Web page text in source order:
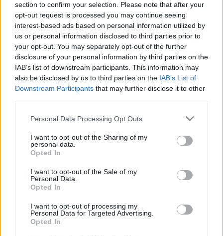
section to confirm your selection. Please note that after your
opt-out request is processed you may continue seeing
interest-based ads based on personal information utilized by
us or personal information disclosed to third parties prior to
your opt-out. You may separately opt-out of the further
disclosure of your personal information by third parties on the
IAB’s list of downstream participants. This information may
also be disclosed by us to third parties on the IAB’s List of
Downstream Participants that may further disclose it to other
Please note that this website/app uses one or more Google
not limited to your visit or usage behaviour. You may click to
grant or deny consent to Google and its third-party tags to
use your data for below specified purposes in below Google
consent section.
Personal Data Processing Opt Outs
I want to opt-out of the Sharing of my
personal data.
Opted In
I want to opt-out of the Sale of my
Personal Data.
Opted In
I want to opt-out of processing my
Personal Data for Targeted Advertising.
Opted In
Κάντε εύκολα την αίτηση σας με
τη βοήθεια του Proson.gr
Το γραφείο αιτήσεων
τουProson.gr αναλαμβάνει κάθε χρόνο
να κάνει
αίτηση χιλιάδες
Ταεξειδικευμένα στελέχηπου
απαρτίζουν την ομάδα αναλαμβάνουν να
γρήγορα καθώςδιαβάζουν αναλυτικά
τις προκηρύξεις
τι χαρτιά χρειάζονται.
Είτε για μόνιμο, είτε για εποχικό